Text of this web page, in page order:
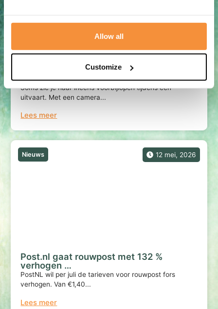
Allow all
Customize
De volgende generatie stapt in
Soms zie je haar ineens voorbijlopen tijdens een
uitvaart. Met een camera...
Lees meer
12 mei, 2026
Nieuws
Post.nl gaat rouwpost met 132 %
verhogen …
PostNL wil per juli de tarieven voor rouwpost fors
verhogen. Van €1,40...
Lees meer